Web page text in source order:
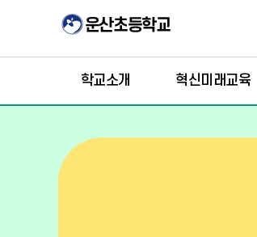
학교소개 혁신미래교육